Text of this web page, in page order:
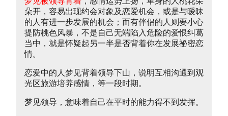
朵开，容易出现约会对象及恋爱机会，或是与暧昧
的人有进一步发展的机会；而有伴侣的人则要小心
提防桃色风暴，不是自己无端陷入危险的爱恨纠葛
当中，就是怀疑起另一半是否背着你在发展祕密恋
情。
恋爱中的人梦见背着领导下山，说明互相沟通到观
光区旅游培养感情，等一段时期。
梦见领导，意味着自己在平时的能力得不到发挥。